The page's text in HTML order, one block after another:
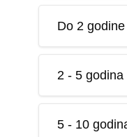
Do 2 godine
2 - 5 godina
5 - 10